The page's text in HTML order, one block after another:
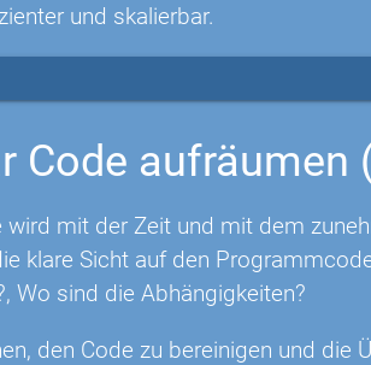
und skalierbar.
Code aufräumen
wird mit der Zeit und mit dem
klare Sicht auf den
Wo sind die Abhängigkeiten?
den Code zu bereinigen und die